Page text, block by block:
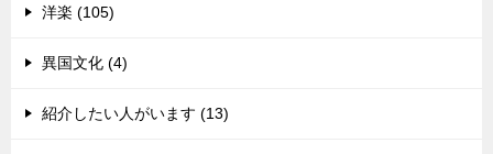
洋楽 (105)
異国文化 (4)
紹介したい人がいます (13)